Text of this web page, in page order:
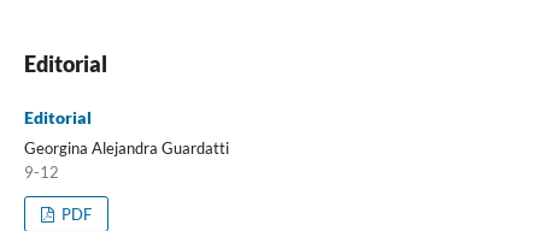
Editorial
Editorial
Georgina Alejandra Guardatti
9-12
PDF